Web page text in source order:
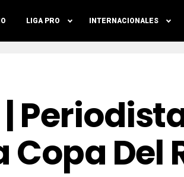
LIGA PRO INTERNACIONALES
|
Copa Del